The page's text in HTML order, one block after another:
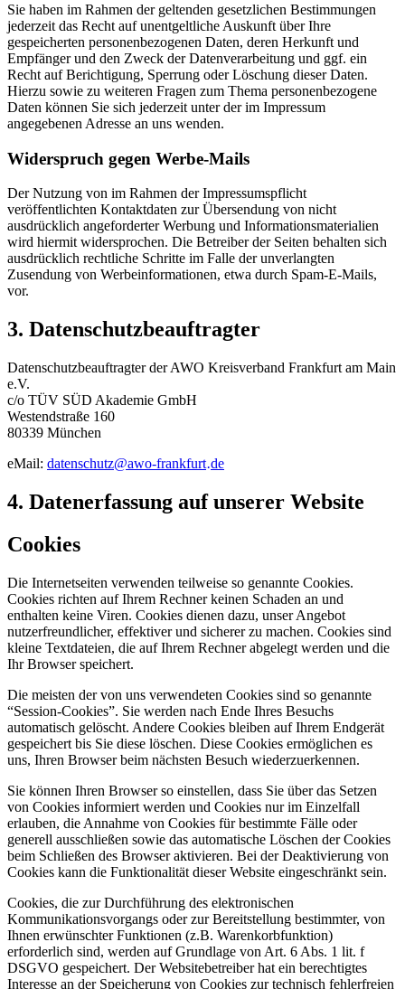
Sie haben im Rahmen der geltenden gesetzlichen Bestimmungen
jederzeit das Recht auf unentgeltliche Auskunft über Ihre
gespeicherten personenbezogenen Daten, deren Herkunft und
Empfänger und den Zweck der Datenverarbeitung und ggf. ein
Recht auf Berichtigung, Sperrung oder Löschung dieser Daten.
Hierzu sowie zu weiteren Fragen zum Thema personenbezogene
Daten können Sie sich jederzeit unter der im Impressum
angegebenen Adresse an uns wenden.
Widerspruch gegen Werbe-Mails
Der Nutzung von im Rahmen der Impressumspflicht
veröffentlichten Kontaktdaten zur Übersendung von nicht
ausdrücklich angeforderter Werbung und Informationsmaterialien
wird hiermit widersprochen. Die Betreiber der Seiten behalten sich
ausdrücklich rechtliche Schritte im Falle der unverlangten
Zusendung von Werbeinformationen, etwa durch Spam-E-Mails,
vor.
3. Datenschutzbeauftragter
Datenschutzbeauftragter der AWO Kreisverband Frankfurt am Main
e.V.
c/o TÜV SÜD Akademie GmbH
Westendstraße 160
80339 München
eMail: datenschutz@awo-frankfurt·de
4. Datenerfassung auf unserer Website
Cookies
Die Internetseiten verwenden teilweise so genannte Cookies.
Cookies richten auf Ihrem Rechner keinen Schaden an und
enthalten keine Viren. Cookies dienen dazu, unser Angebot
nutzerfreundlicher, effektiver und sicherer zu machen. Cookies sind
kleine Textdateien, die auf Ihrem Rechner abgelegt werden und die
Ihr Browser speichert.
Die meisten der von uns verwendeten Cookies sind so genannte
“Session-Cookies”. Sie werden nach Ende Ihres Besuchs
automatisch gelöscht. Andere Cookies bleiben auf Ihrem Endgerät
gespeichert bis Sie diese löschen. Diese Cookies ermöglichen es
uns, Ihren Browser beim nächsten Besuch wiederzuerkennen.
Sie können Ihren Browser so einstellen, dass Sie über das Setzen
von Cookies informiert werden und Cookies nur im Einzelfall
erlauben, die Annahme von Cookies für bestimmte Fälle oder
generell ausschließen sowie das automatische Löschen der Cookies
beim Schließen des Browser aktivieren. Bei der Deaktivierung von
Cookies kann die Funktionalität dieser Website eingeschränkt sein.
Cookies, die zur Durchführung des elektronischen
Kommunikationsvorgangs oder zur Bereitstellung bestimmter, von
Ihnen erwünschter Funktionen (z.B. Warenkorbfunktion)
erforderlich sind, werden auf Grundlage von Art. 6 Abs. 1 lit. f
DSGVO gespeichert. Der Websitebetreiber hat ein berechtigtes
Interesse an der Speicherung von Cookies zur technisch fehlerfreien